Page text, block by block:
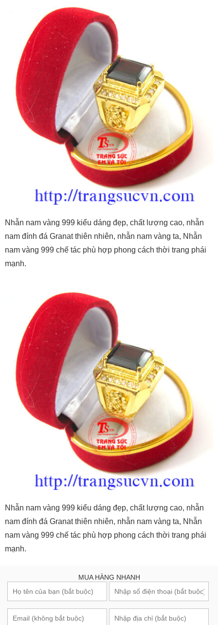
Nhẫn nam vàng 999 kiểu dáng đẹp, chất lượng cao, nhẫn
nam đính đá Granat thiên nhiên, nhẫn nam vàng ta, Nhẫn
nam vàng 999 chế tác phù hợp phong cách thời trang phái
mạnh.
Nhẫn nam vàng 999 kiểu dáng đẹp, chất lượng cao, nhẫn
nam đính đá Granat thiên nhiên, nhẫn nam vàng ta, Nhẫn
nam vàng 999 chế tác phù hợp phong cách thời trang phái
mạnh.
MUA HÀNG NHANH